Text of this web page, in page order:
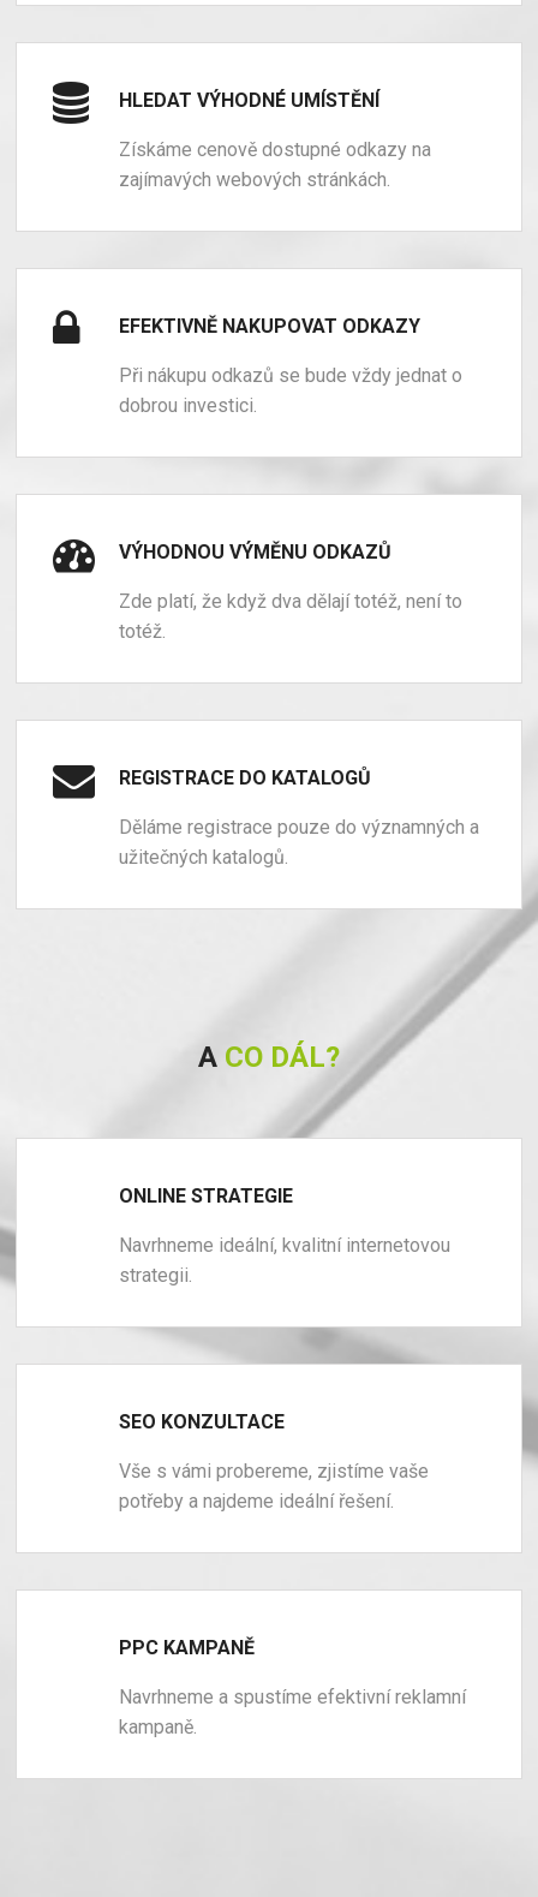
HLEDAT VÝHODNÉ UMÍSTĚNÍ
Získáme cenově dostupné odkazy na
zajímavých webových stránkách.
EFEKTIVNĚ NAKUPOVAT ODKAZY
Při nákupu odkazů se bude vždy jednat o
dobrou investici.
VÝHODNOU VÝMĚNU ODKAZŮ
Zde platí, že když dva dělají totéž, není to
totéž.
REGISTRACE DO KATALOGŮ
Děláme registrace pouze do významných a
užitečných katalogů.
A CO DÁL?
ONLINE STRATEGIE
Navrhneme ideální, kvalitní internetovou
strategii.
SEO KONZULTACE
Vše s vámi probereme, zjistíme vaše
potřeby a najdeme ideální řešení.
PPC KAMPANĚ
Navrhneme a spustíme efektivní reklamní
kampaně.